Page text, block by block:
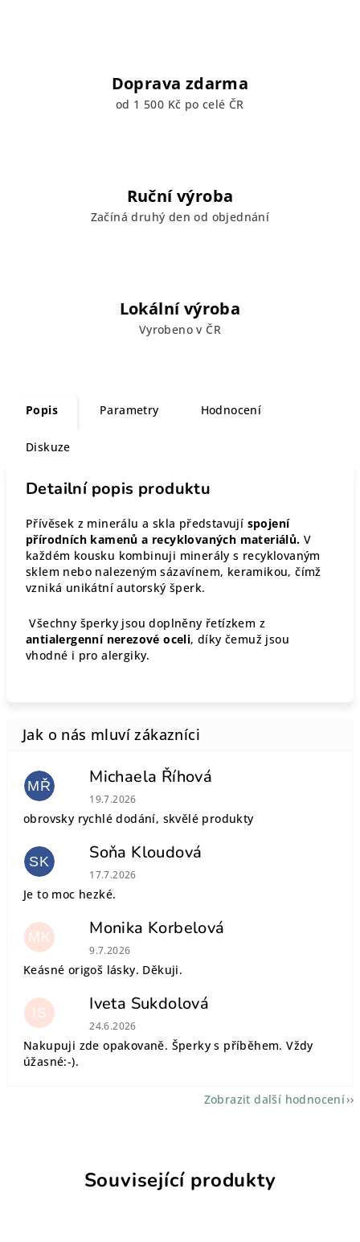
Doprava zdarma
od 1 500 Kč po celé ČR
Ruční výroba
Začíná druhý den od objednání
Lokální výroba
Vyrobeno v ČR
Popis Parametry Hodnocení
Diskuze
Detailní popis produktu
Přívěsek z minerálu a skla představují spojení
přírodních kamenů a recyklovaných materiálů. V
každém kousku kombinuji minerály s recyklovaným
sklem nebo nalezeným sázavínem, keramikou, čímž
vzniká unikátní autorský šperk.
Všechny šperky jsou doplněny řetízkem z
antialergenní nerezové oceli, díky čemuž jsou
vhodné i pro alergiky.
MŘ Michaela Říhová
Hodnocení obchodu je 5 z 5 hvězdiček.
19.7.2026
obrovsky rychlé dodání, skvělé produkty
SK Soňa Kloudová
Hodnocení obchodu je 5 z 5 hvězdiček.
17.7.2026
Je to moc hezké.
MK Monika Korbelová
Hodnocení obchodu je 5 z 5 hvězdiček.
9.7.2026
Keásné origoš lásky. Děkuji.
IS Iveta Sukdolová
Hodnocení obchodu je 5 z 5 hvězdiček.
24.6.2026
Nakupuji zde opakovaně. Šperky s příběhem. Vždy
úžasné:-).
Zobrazit další hodnocení
Související produkty